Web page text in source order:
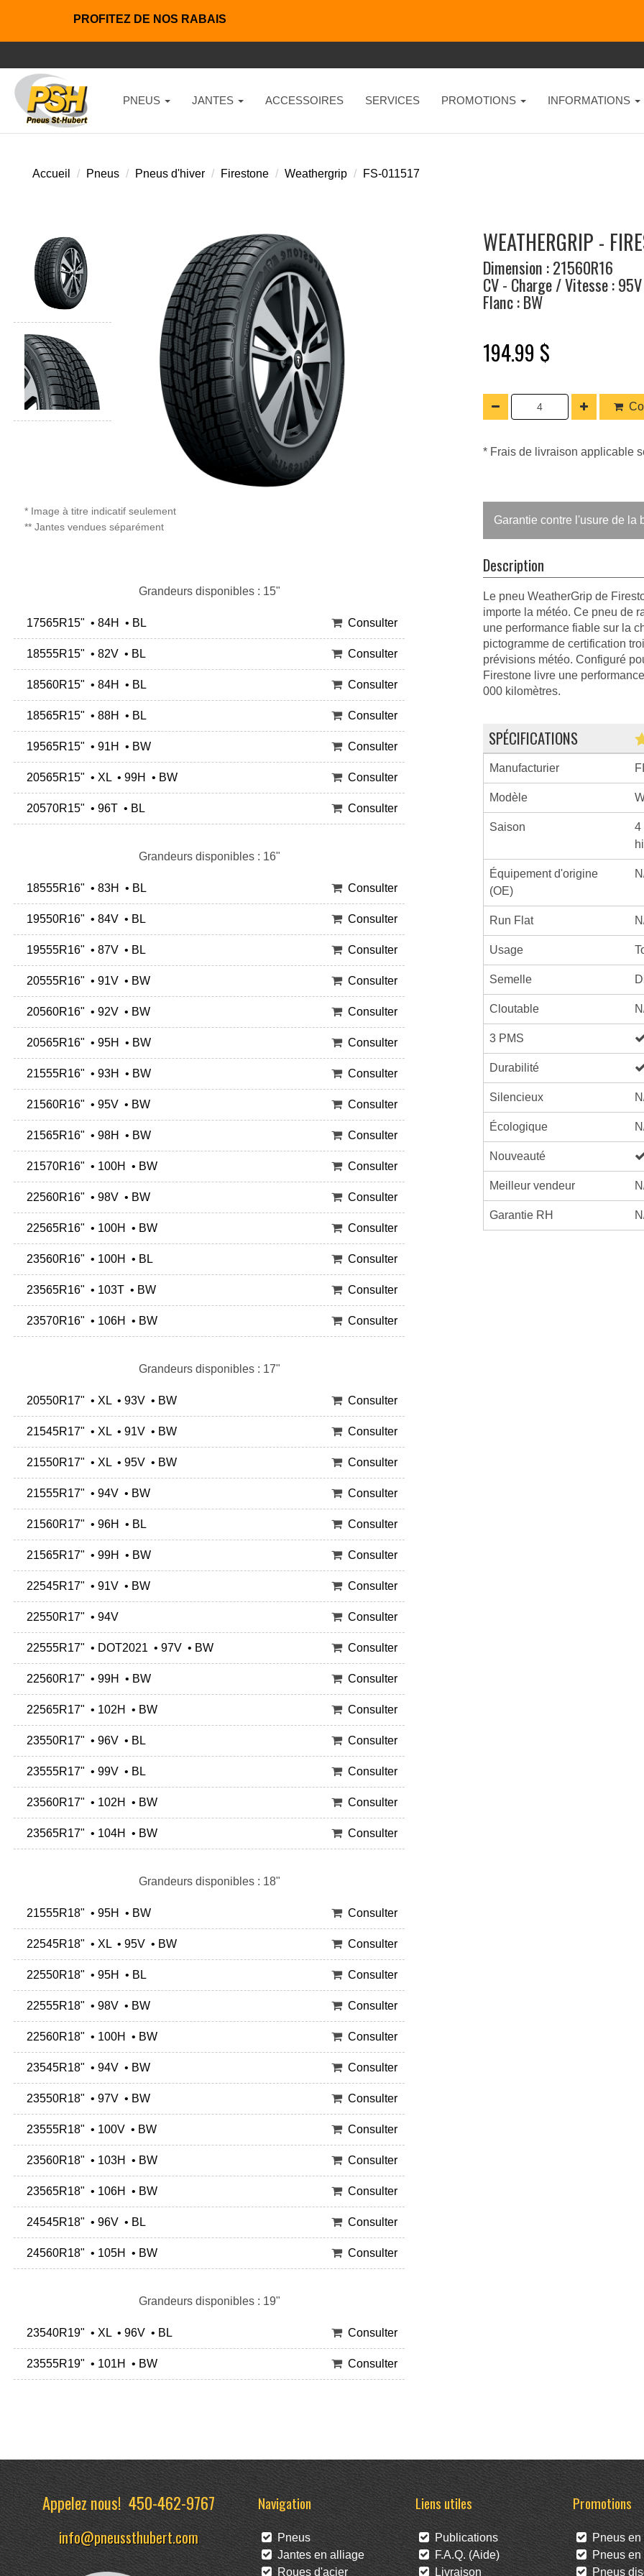
PROFITEZ DE NOS RABAIS
PNEUS JANTES ACCESSOIRES SERVICES PROMOTIONS INFORMATIONS
Accueil Pneus Pneus d'hiver Firestone Weathergrip FS-011517
* Image à titre indicatif seulement
** Jantes vendues séparément
Grandeurs disponibles : 15"
17565R15" • 84H • BL Consulter
18555R15" • 82V • BL Consulter
18560R15" • 84H • BL Consulter
18565R15" • 88H • BL Consulter
19565R15" • 91H • BW Consulter
20565R15" • XL • 99H • BW Consulter
20570R15" • 96T • BL Consulter
Grandeurs disponibles : 16"
18555R16" • 83H • BL Consulter
19550R16" • 84V • BL Consulter
19555R16" • 87V • BL Consulter
20555R16" • 91V • BW Consulter
20560R16" • 92V • BW Consulter
20565R16" • 95H • BW Consulter
21555R16" • 93H • BW Consulter
21560R16" • 95V • BW Consulter
21565R16" • 98H • BW Consulter
21570R16" • 100H • BW Consulter
22560R16" • 98V • BW Consulter
22565R16" • 100H • BW Consulter
23560R16" • 100H • BL Consulter
23565R16" • 103T • BW Consulter
23570R16" • 106H • BW Consulter
Grandeurs disponibles : 17"
20550R17" • XL • 93V • BW Consulter
21545R17" • XL • 91V • BW Consulter
21550R17" • XL • 95V • BW Consulter
21555R17" • 94V • BW Consulter
21560R17" • 96H • BL Consulter
21565R17" • 99H • BW Consulter
22545R17" • 91V • BW Consulter
22550R17" • 94V Consulter
22555R17" • DOT2021 • 97V • BW Consulter
22560R17" • 99H • BW Consulter
22565R17" • 102H • BW Consulter
23550R17" • 96V • BL Consulter
23555R17" • 99V • BL Consulter
23560R17" • 102H • BW Consulter
23565R17" • 104H • BW Consulter
Grandeurs disponibles : 18"
21555R18" • 95H • BW Consulter
22545R18" • XL • 95V • BW Consulter
22550R18" • 95H • BL Consulter
22555R18" • 98V • BW Consulter
22560R18" • 100H • BW Consulter
23545R18" • 94V • BW Consulter
23550R18" • 97V • BW Consulter
23555R18" • 100V • BW Consulter
23560R18" • 103H • BW Consulter
23565R18" • 106H • BW Consulter
24545R18" • 96V • BL Consulter
24560R18" • 105H • BW Consulter
Grandeurs disponibles : 19"
23540R19" • XL • 96V • BL Consulter
23555R19" • 101H • BW Consulter
WEATHERGRIP -
Dimension : 21560R16
CV - Charge / Vitesse : 95V
Flanc : BW
194.99 $
* Frais de livraison applicable
Garantie contre l'usure de la
Description
Le pneu WeatherGrip de
importe la météo. Ce pneu de
une performance fiable sur la
pictogramme de certification
prévisions météo. Configuré
Firestone livre une
000 kilomètres.
SPÉCIFICATIONS
Manufacturier
Modèle
Saison
4
Équipement d'origine
(OE)
Run Flat
Usage
Semelle
Cloutable
3 PMS
Durabilité
Silencieux
Écologique
Nouveauté
Meilleur vendeur
Garantie RH
Appelez nous!450-462-9767
info@pneussthubert.com
Navigation
Pneus
Jantes en alliage
Roues d'acier
Liens utiles
Publications
F.A.Q. (Aide)
Livraison
Promotions
Pneus en
Pneus en
Pneus